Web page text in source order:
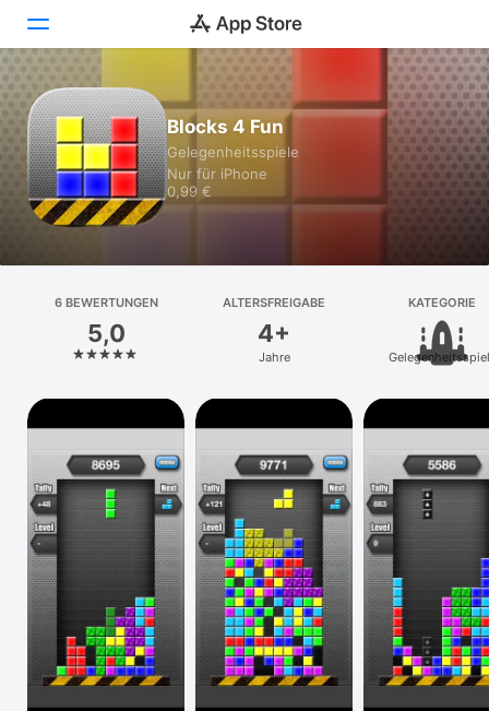
Heute
Spiele
Apps
Plattform
iPhone
iPad
Mac
Vision
Watch
TV
Blocks 4 Fun
Gelegenheits­spiele
Nur für iPhone
0,99 €
6 BEWERTUNGEN
5,0
ALTERSFREIGABE
4+
Jahre
KATEGORIE